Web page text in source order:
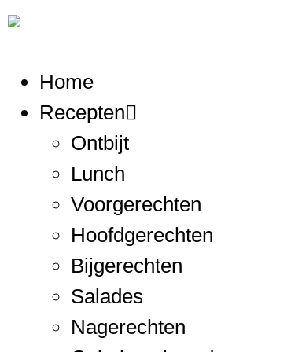
Home
Recepten
Ontbijt
Lunch
Voorgerechten
Hoofdgerechten
Bijgerechten
Salades
Nagerechten